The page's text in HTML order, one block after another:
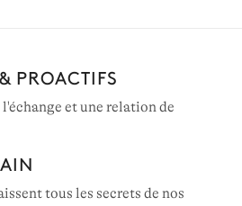
PROACTIFS
et une relation de
tous les secrets de nos